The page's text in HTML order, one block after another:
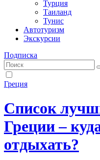
Турция
Таиланд
Тунис
Автотуризм
Экскурсии
Подписка
Греция
Список
Греции –
отдыхать?